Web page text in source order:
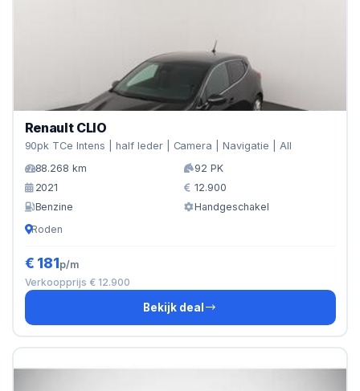
Renault CLIO
90pk TCe Intens | half leder | Camera | Navigatie | All
88.268 km
92 PK
2021
12.900
Benzine
Handgeschakel
Roden
€ 181p/m
Verkoopprijs € 12.900
Bekijk deal